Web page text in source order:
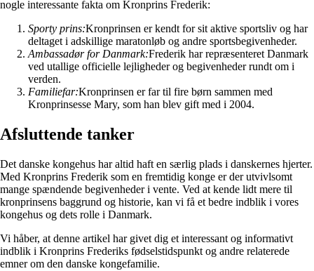
nogle interessante fakta om Kronprins Frederik:
Sporty prins:Kronprinsen er kendt for sit aktive sportsliv og har
deltaget i adskillige maratonløb og andre sportsbegivenheder.
Ambassadør for Danmark:Frederik har repræsenteret Danmark
ved utallige officielle lejligheder og begivenheder rundt om i
verden.
Familiefar:Kronprinsen er far til fire børn sammen med
Kronprinsesse Mary, som han blev gift med i 2004.
Afsluttende tanker
Det danske kongehus har altid haft en særlig plads i danskernes hjerter.
Med Kronprins Frederik som en fremtidig konge er der utvivlsomt
mange spændende begivenheder i vente. Ved at kende lidt mere til
kronprinsens baggrund og historie, kan vi få et bedre indblik i vores
kongehus og dets rolle i Danmark.
Vi håber, at denne artikel har givet dig et interessant og informativt
indblik i Kronprins Frederiks fødselstidspunkt og andre relaterede
emner om den danske kongefamilie.